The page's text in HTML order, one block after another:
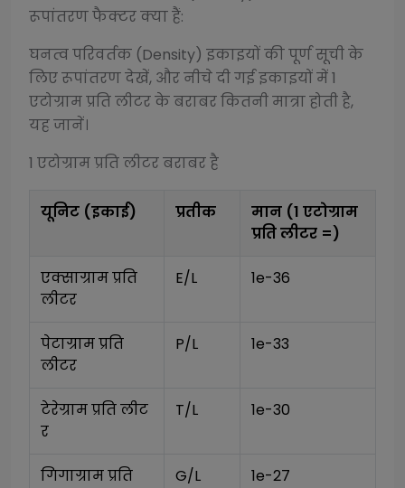
रूपांतरण फैक्टर क्या हैं:
घनत्व परिवर्तक (Density) इकाइयों की पूर्ण सूची के
लिए रूपांतरण देखें, और नीचे दी गई इकाइयों में 1
एटोग्राम प्रति लीटरके बराबर कितनी मात्रा होती है,
यह जानें।
1 एटोग्राम प्रति लीटरबराबर है
यूनिट (इकाई) प्रतीक मान (1 एटोग्राम
प्रति लीटर =)
एक्साग्राम प्रति
लीटर
E/L 1e-36
पेटाग्राम प्रति
लीटर
P/L 1e-33
टेरेग्राम प्रति लीट
र
T/L 1e-30
गिगाग्राम प्रति
G/L 1e-27